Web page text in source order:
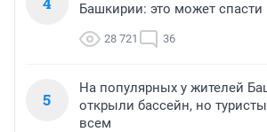
Башкирии: это может
28 721 36
5
На популярных у жителей
открыли бассейн, но
всем